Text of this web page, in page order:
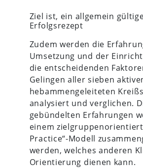
Ziel ist, ein allgemein
Erfolgsrezept
Zudem werden die
Umsetzung und der
die entscheidenden
Gelingen aller sieben
hebammengeleiteten
analysiert und verglichen.
gebündelten Erfahrungen
einem
Practice“-Modell
werden, welches anderen
Orientierung dienen kann.